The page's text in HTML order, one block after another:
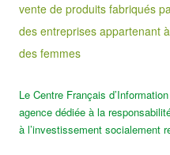
vente de produits fabriqués
des entreprises appartenant à
des femmes
Le Centre Français
agence dédiée à la
à l’investissement socialement